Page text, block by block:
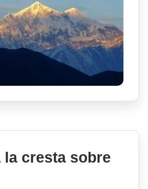
la cresta sobre